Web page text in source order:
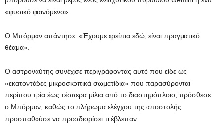
«φυσικό φαινόμενο».
Ο Μπόρμαν απάντησε: «Έχουμε ερείπια εδώ, είναι πραγματικό
θέαμα».
Ο αστροναύτης συνέχισε περιγράφοντας αυτό που είδε ως
«εκατοντάδες μικροσκοπικά σωματίδια» που παρασύρονται
περίπου τρία έως τέσσερα μίλια από το διαστημόπλοιο, πρόσθεσε
ο Μπόρμαν, καθώς το πλήρωμα ελέγχου της αποστολής
προσπαθούσε να προσδιορίσει τι έβλεπαν.